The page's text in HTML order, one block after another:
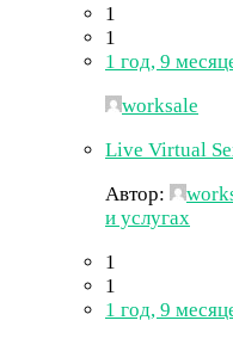
1
1
1 год, 9
worksale
Live Virtual
Автор:
и услугах
1
1
1 год, 9